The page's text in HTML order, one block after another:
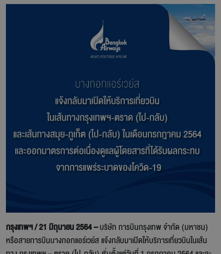
กรุงเทพฯ / 21 มิถุนายน 2564 –บริษัท การบินกรุงเทพ จำกัด (มหาชน)
หรือสายการบินบางกอกแอร์เวย์ส แจ้งกลับมาเปิดให้บริการเที่ยวบินในเส้น